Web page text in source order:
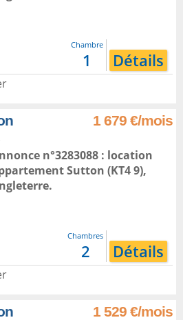
Chambre
1 Détails
1 679 €/mois
n°3283088 : location
Sutton (KT4 9),
.
Chambres
2 Détails
1 529 €/mois